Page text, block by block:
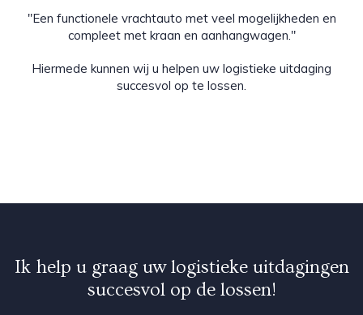
"Een functionele vrachtauto met veel mogelijkheden en
compleet met kraan en aanhangwagen."
Hiermede kunnen wij u helpen uw logistieke uitdaging
succesvol op te lossen.
Ik help u graag uw logistieke uitdagingen
succesvol op de lossen!